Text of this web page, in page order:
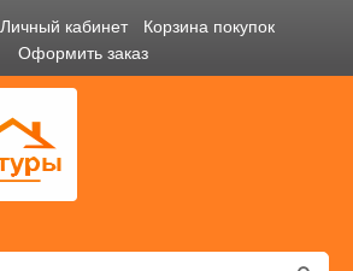
Личный кабинет
Корзина покупок
Оформить заказ